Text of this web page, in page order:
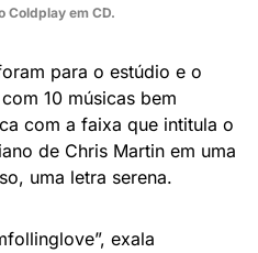
Coldplay em CD.
para o estúdio e o
10 músicas bem
com a faixa que intitula o
de Chris Martin em uma
uma letra serena.
exala